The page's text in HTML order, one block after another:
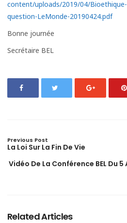
content/uploads/2019/04/
question-LeMonde-20190424.pdf
Bonne journée
Secrétaire BEL
Previous Post
La Loi Sur La Fin De Vie
Vidéo De La Conférence BEL Du
Related Articles